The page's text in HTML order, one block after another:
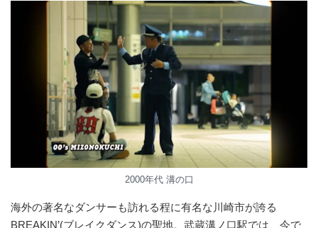
2000年代 溝の口
海外の著名なダンサーも訪れる程に有名な川崎市が誇る
BREAKIN’(ブレイクダンス)の聖地。武蔵溝ノ口駅では、今で